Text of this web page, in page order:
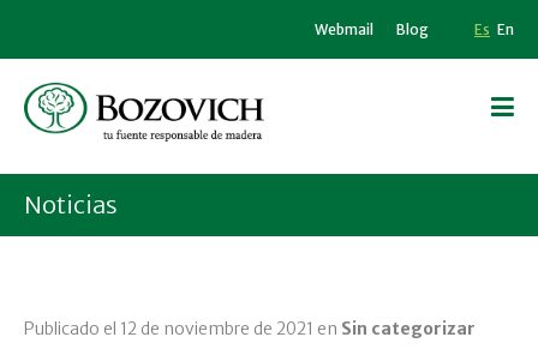
Webmail Blog Es En
Noticias
Publicado el 12 de noviembre de 2021 en Sin categorizar